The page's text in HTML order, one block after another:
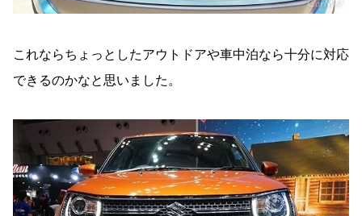
これならちょっとしたアウトドアや車中泊なら十分に対応
できるのかなと思いました。